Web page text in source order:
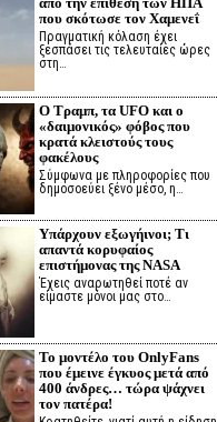
που σκότωσε τον Χαμενεΐ
Πραγματική κόλαση έχει
ξεσπάσει τις τελευταίες ώρες
στη…
Ο Τραμπ, τα UFO και ο
«δαιμονικός» φόβος που
κρατά κλειστούς τους
φακέλους
Σύμφωνα με πληροφορίες που
δημοσοεύει ξένο μέσο, η…
Υπάρχουν εξωγήινοι; Τι
απαντά κορυφαίος
επιστήμονας της NASA
Έχεις αναρωτηθεί ποτέ αν
είμαστε μόνοι μας στο…
Το μοντέλο του OnlyFans
που έμεινε έγκυος μετά από
400 άνδρες… τώρα ψάχνει
τον πατέρα!